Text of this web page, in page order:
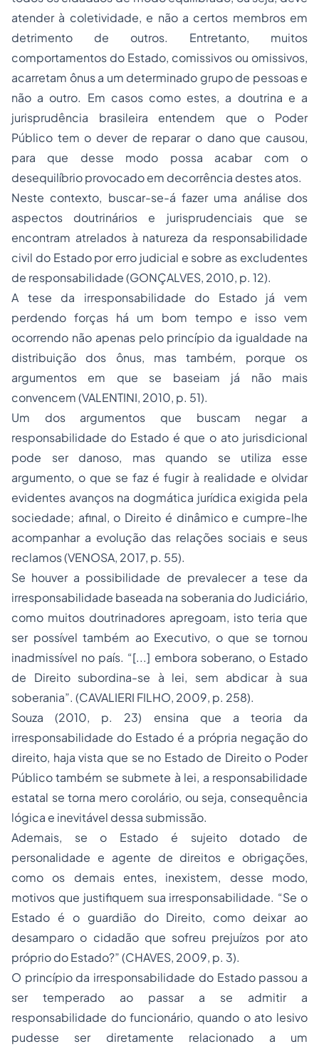
atender à coletividade, e não a certos membros em
detrimento de outros. Entretanto, muitos
comportamentos do Estado, comissivos ou omissivos,
acarretam ônus a um determinado grupo de pessoas e
não a outro. Em casos como estes, a doutrina e a
jurisprudência brasileira entendem que o Poder
Público tem o dever de reparar o dano que causou,
para que desse modo possa acabar com o
desequilíbrio provocado em decorrência destes atos.
Neste contexto, buscar-se-á fazer uma análise dos
aspectos doutrinários e jurisprudenciais que se
encontram atrelados à natureza da responsabilidade
civil do Estado por erro judicial e sobre as excludentes
de responsabilidade (GONÇALVES, 2010, p. 12).
A tese da irresponsabilidade do Estado já vem
perdendo forças há um bom tempo e isso vem
ocorrendo não apenas pelo princípio da igualdade na
distribuição dos ônus, mas também, porque os
argumentos em que se baseiam já não mais
convencem (VALENTINI, 2010, p. 51).
Um dos argumentos que buscam negar a
responsabilidade do Estado é que o ato jurisdicional
pode ser danoso, mas quando se utiliza esse
argumento, o que se faz é fugir à realidade e olvidar
evidentes avanços na dogmática jurídica exigida pela
sociedade; afinal, o Direito é dinâmico e cumpre-lhe
acompanhar a evolução das relações sociais e seus
reclamos (VENOSA, 2017, p. 55).
Se houver a possibilidade de prevalecer a tese da
irresponsabilidade baseada na soberania do Judiciário,
como muitos doutrinadores apregoam, isto teria que
ser possível também ao Executivo, o que se tornou
inadmissível no país. “[...] embora soberano, o Estado
de Direito subordina-se à lei, sem abdicar à sua
soberania”. (CAVALIERI FILHO, 2009, p. 258).
Souza (2010, p. 23) ensina que a teoria da
irresponsabilidade do Estado é a própria negação do
direito, haja vista que se no Estado de Direito o Poder
Público também se submete à lei, a responsabilidade
estatal se torna mero corolário, ou seja, consequência
lógica e inevitável dessa submissão.
Ademais, se o Estado é sujeito dotado de
personalidade e agente de direitos e obrigações,
como os demais entes, inexistem, desse modo,
motivos que justifiquem sua irresponsabilidade. “Se o
Estado é o guardião do Direito, como deixar ao
desamparo o cidadão que sofreu prejuízos por ato
próprio do Estado?” (CHAVES, 2009, p. 3).
O princípio da irresponsabilidade do Estado passou a
ser temperado ao passar a se admitir a
responsabilidade do funcionário, quando o ato lesivo
pudesse ser diretamente relacionado a um